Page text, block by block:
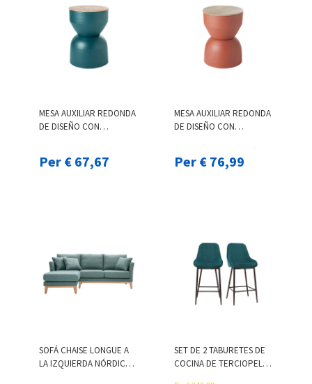
MESA AUXILIAR REDONDA
DE DISEÑO CON
MADERA MACIZA DE
Per € 67,67
MESA AUXILIAR REDONDA
DE DISEÑO CON
MACIZA DE MANGO 30 CM
Per € 76,99
SOFÁ CHAISE LONGUE A
LA IZQUIERDA NÓRDICO
SET DE 2 TABURETES DE
COCINA DE TERCIOPELO